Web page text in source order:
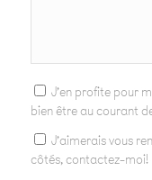
J'en profite pour
bien être au courant
J'aimerais vous
côtés, contactez-moi!